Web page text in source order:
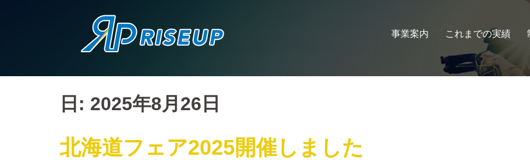
事業案内 これまでの実績
日: 2025年8月26日
北海道フェア2025開催しました